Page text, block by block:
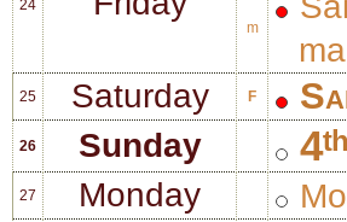
24
m
25 Saturday F
26 Sunday
27 Monday